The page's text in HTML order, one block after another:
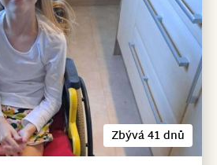
Zbývá 41 dnů